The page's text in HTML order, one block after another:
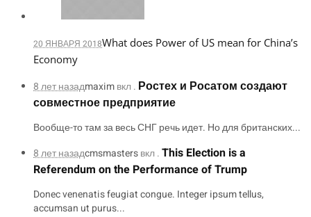
20 ЯНВАРЯ 2018What does Power of US mean for China’s
Economy
8 лет назадmaximвкл . Ростех и Росатом создают
совместное предприятие
Вообще-то там за весь СНГ речь идет. Но для британских...
8 лет назадcmsmastersвкл .This Election is a
Referendum on the Performance of Trump
Donec venenatis feugiat congue. Integer ipsum tellus,
accumsan ut purus...